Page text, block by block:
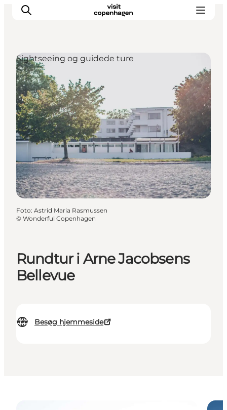
This is Copenhagen
Aktiviteter
Spis & drik
Områder
Planlæg din tur
CopenPay
Copenhagen Card
Rundtur i Arne Jacobsens
Bellevue
Besøg hjemmeside
Sightseeing og guidede ture
Foto: Astrid Maria Rasmussen
© Wonderful Copenhagen